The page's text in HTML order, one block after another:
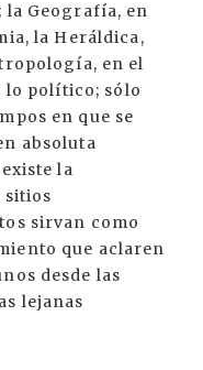
Geografía, en
la Heráldica,
en el
lo político; sólo
en que se
absoluta
la
sitios
sirvan como
que aclaren
desde las
lejanas